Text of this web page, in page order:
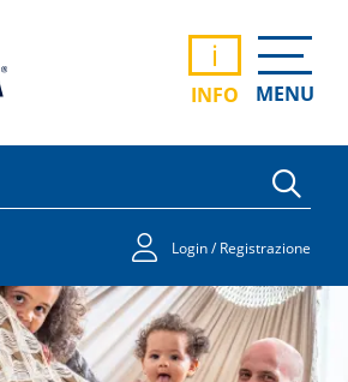
i
INFO MENU
Login / Registrazione